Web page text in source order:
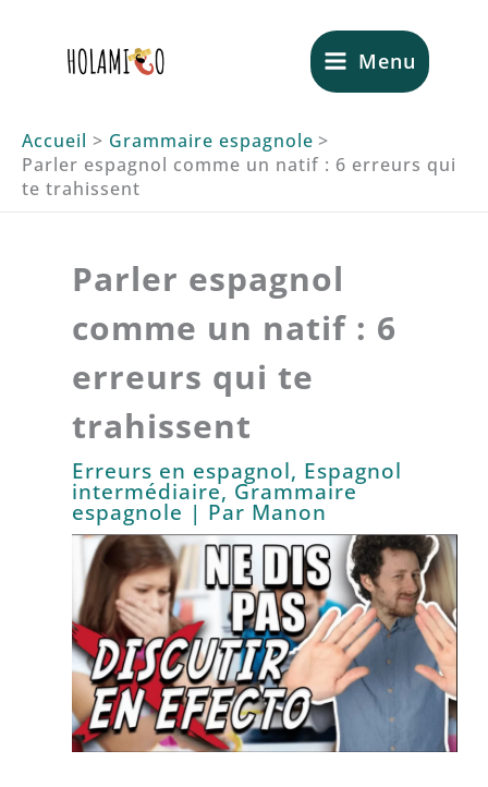
Menu
Accueil
Grammaire espagnole
Parler espagnol comme un natif : 6 erreurs qui
te trahissent
Parler espagnol
comme un natif : 6
erreurs qui te
trahissent
Erreurs en espagnol, Espagnol
intermédiaire, Grammaire
espagnole | Par Manon